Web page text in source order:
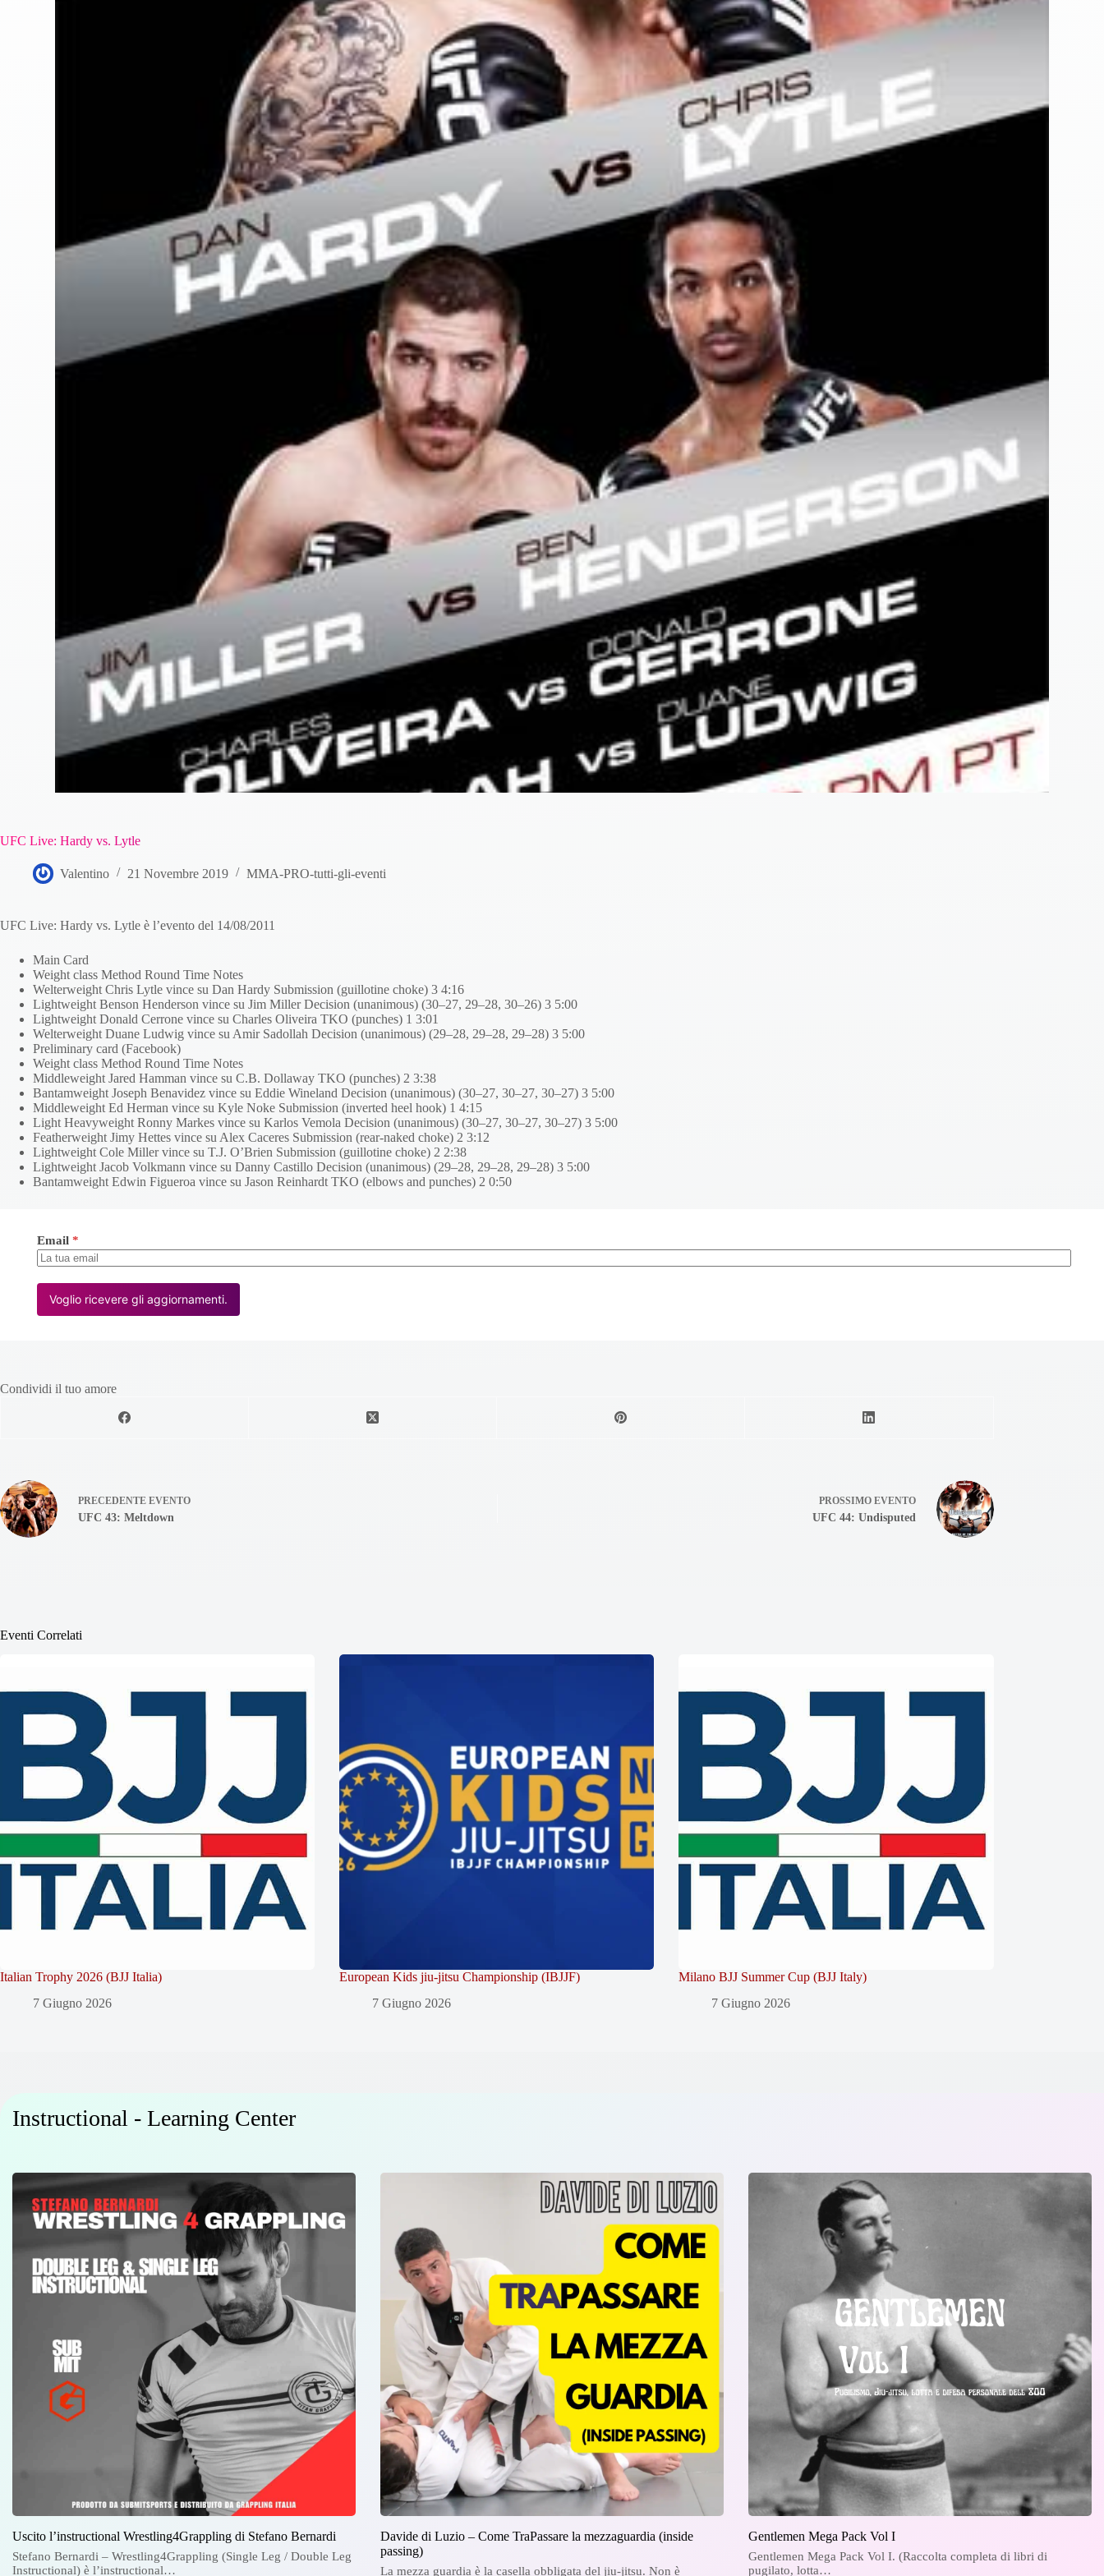
UFC Live: Hardy vs. Lytle
Valentino 21 Novembre 2019 MMA-PRO-tutti-gli-eventi
UFC Live: Hardy vs. Lytle è l’evento del 14/08/2011
Main Card
Weight class Method Round Time Notes
Welterweight Chris Lytle vince su Dan Hardy Submission (guillotine choke) 3 4:16
Lightweight Benson Henderson vince su Jim Miller Decision (unanimous) (30–27, 29–28, 30–26) 3 5:00
Lightweight Donald Cerrone vince su Charles Oliveira TKO (punches) 1 3:01
Welterweight Duane Ludwig vince su Amir Sadollah Decision (unanimous) (29–28, 29–28, 29–28) 3 5:00
Preliminary card (Facebook)
Weight class Method Round Time Notes
Middleweight Jared Hamman vince su C.B. Dollaway TKO (punches) 2 3:38
Bantamweight Joseph Benavidez vince su Eddie Wineland Decision (unanimous) (30–27, 30–27, 30–27) 3 5:00
Middleweight Ed Herman vince su Kyle Noke Submission (inverted heel hook) 1 4:15
Light Heavyweight Ronny Markes vince su Karlos Vemola Decision (unanimous) (30–27, 30–27, 30–27) 3 5:00
Featherweight Jimy Hettes vince su Alex Caceres Submission (rear-naked choke) 2 3:12
Lightweight Cole Miller vince su T.J. O’Brien Submission (guillotine choke) 2 2:38
Lightweight Jacob Volkmann vince su Danny Castillo Decision (unanimous) (29–28, 29–28, 29–28) 3 5:00
Bantamweight Edwin Figueroa vince su Jason Reinhardt TKO (elbows and punches) 2 0:50
Email *
Voglio ricevere gli aggiornamenti.
Condividi il tuo amore
PRECEDENTE EVENTO
UFC 43: Meltdown
PROSSIMO EVENTO
UFC 44: Undisputed
Eventi Correlati
Italian Trophy 2026 (BJJ Italia)
7 Giugno 2026
European Kids jiu-jitsu Championship (IBJJF)
7 Giugno 2026
Milano BJJ Summer Cup (BJJ Italy)
7 Giugno 2026
Instructional - Learning Center
Uscito l’instructional Wrestling4Grappling di Stefano Bernardi
Stefano Bernardi – Wrestling4Grappling (Single Leg / Double Leg
Instructional) è l’instructional…
Davide di Luzio – Come TraPassare la mezzaguardia (inside
passing)
La mezza guardia è la casella obbligata del jiu-jitsu. Non è
Gentlemen Mega Pack Vol I
Gentlemen Mega Pack Vol I. (Raccolta completa di libri di
pugilato, lotta…